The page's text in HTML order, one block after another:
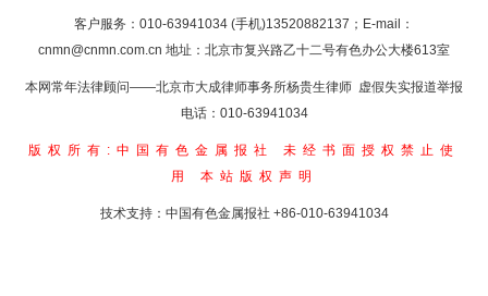
客户服务：010-63941034 (手机)13520882137；E-mail：
cnmn@cnmn.com.cn 地址：北京市复兴路乙十二号有色办公大楼613室
本网常年法律顾问——北京市大成律师事务所杨贵生律师 虚假失实报道举报
电话：010-63941034
版权所有:中国有色金属报社
未经书面授权禁止使
用 本站版权声明
技术支持：中国有色金属报社 +86-010-63941034